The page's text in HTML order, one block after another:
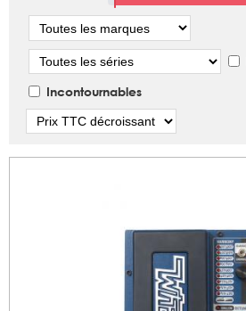
Marque
Série
Incontournables